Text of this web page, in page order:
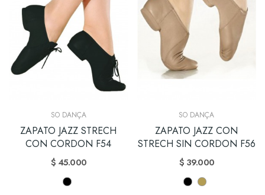
SO DANÇA
ZAPATO JAZZ STRECH
CON CORDON F54
$ 45.000
SO DANÇA
ZAPATO JAZZ CON
STRECH SIN CORDON F56
$ 39.000